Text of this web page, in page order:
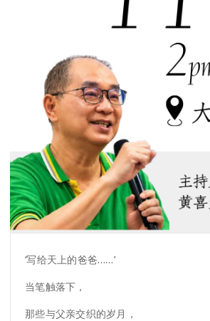
‘写给天上的爸爸……’
当笔触落下，
那些与父亲交织的岁月，